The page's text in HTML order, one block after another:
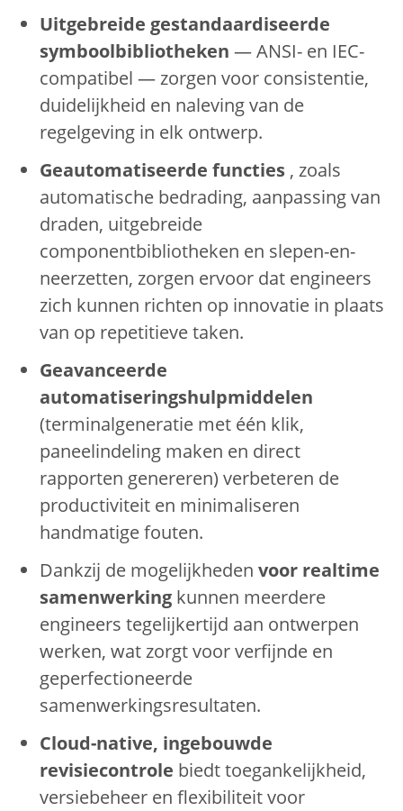
Uitgebreide gestandaardiseerde
symboolbibliotheken — ANSI- en IEC-
compatibel — zorgen voor consistentie,
duidelijkheid en naleving van de
regelgeving in elk ontwerp.
Geautomatiseerde functies , zoals
automatische bedrading, aanpassing van
draden, uitgebreide
componentbibliotheken en slepen-en-
neerzetten, zorgen ervoor dat engineers
zich kunnen richten op innovatie in plaats
van op repetitieve taken.
Geavanceerde
automatiseringshulpmiddelen
(terminalgeneratie met één klik,
paneelindeling maken en direct
rapporten genereren) verbeteren de
productiviteit en minimaliseren
handmatige fouten.
Dankzij de mogelijkheden voor realtime
samenwerking kunnen meerdere
engineers tegelijkertijd aan ontwerpen
werken, wat zorgt voor verfijnde en
geperfectioneerde
samenwerkingsresultaten.
Cloud-native, ingebouwde
revisiecontrole biedt toegankelijkheid,
versiebeheer en flexibiliteit voor